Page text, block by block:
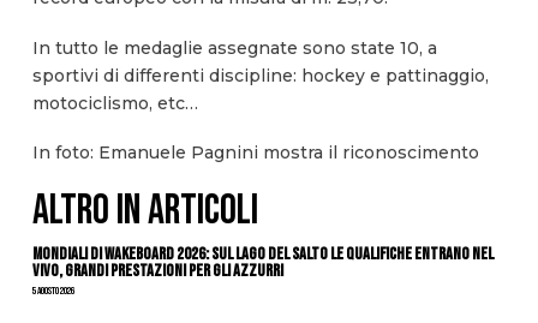
In tutto le medaglie assegnate sono state 10, a
sportivi di differenti discipline: hockey e pattinaggio,
motociclismo, etc…
In foto: Emanuele Pagnini mostra il riconoscimento
ALTRO IN ARTICOLI
Mondiali di Wakeboard 2026: sul Lago del Salto le qualifiche entrano nel
vivo, grandi prestazioni per gli azzurri
5 Agosto 2026